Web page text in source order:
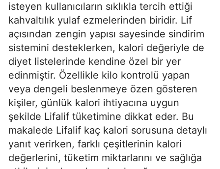
isteyen kullanıcıların sıklıkla tercih ettiği
kahvaltılık yulaf ezmelerinden biridir. Lif
açısından zengin yapısı sayesinde sindirim
sistemini desteklerken, kalori değeriyle de
diyet listelerinde kendine özel bir yer
edinmiştir. Özellikle kilo kontrolü yapan
veya dengeli beslenmeye özen gösteren
kişiler, günlük kalori ihtiyacına uygun
şekilde Lifalif tüketimine dikkat eder. Bu
makalede Lifalif kaç kalori sorusuna detaylı
yanıt verirken, farklı çeşitlerinin kalori
değerlerini, tüketim miktarlarını ve sağlığa